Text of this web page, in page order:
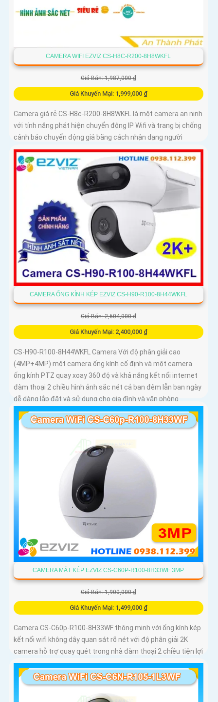
CAMERA WIFI EZVIZ CS-H8C-R200-8H8WKFL
Giá Bán: 1,987,000 ₫
Giá Khuyến Mại: 1,999,000 ₫
Camera giá rẻ CS-H8c-R200-8H8WKFL là một camera an ninh
với tính năng phát hiện chuyển động IP Wifi và trang bị chống
cảnh báo chuyển động giả bằng cách nhận dạng người
camera còn được trang bị chống ngược sáng DWDR công
nghệ giám sát ban đêm Full Color 20m camera có thiết kế
nhỏ gọn xoay 360 độ và có khe cắm thẻ nhớ Micro SD 512GB
với khả năng thu âm và phát âm thanh to rõ
CAMERA ỐNG KÍNH KÉP EZVIZ CS-H90-R100-8H44WKFL
Giá Bán: 2,604,000 ₫
Giá Khuyến Mại: 2,400,000 ₫
CS-H90-R100-8H44WKFL Camera Với độ phân giải cao
(4MP+4MP) một camera ống kính cố định và một camera
ống kính PTZ quay xoay 360 độ và khả năng kết nối internet
đàm thoại 2 chiều hình ảnh sắc nét cả ban đêm lẫn ban ngày
dễ dàng lắp đặt và sử dụng cho gia đình và văn phòng
Camera an ninh không dây CS-H90-R100-8H44WKFL mang
đến sự an toàn và tiện lợi.
CAMERA MẮT KÉP EZVIZ CS-C60P-R100-8H33WF 3MP
Giá Bán: 1,900,000 ₫
Giá Khuyến Mại: 1,499,000 ₫
Camera CS-C60p-R100-8H33WF thông minh với ống kính kép
kết nối wifi không dây quan sát rõ nét với độ phân giải 2K
camera hỗ trợ quay quét trong nhà đàm thoại 2 chiều tiện lợi
và tích hợp nút gọi điện cảm ứng nhanh chóng Với chuẩn
nén H.265 camera giúp tiết kiệm băng thông và dung lượng
lưu trữ hiệu quả